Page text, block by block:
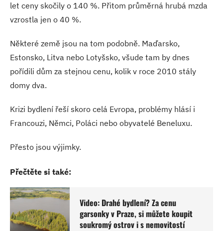
let ceny skočily o 140 %. Přitom průměrná hrubá mzda
vzrostla jen o 40 %.
Některé země jsou na tom podobně. Maďarsko,
Estonsko, Litva nebo Lotyšsko, všude tam by dnes
pořídili dům za stejnou cenu, kolik v roce 2010 stály
domy dva.
Krizi bydlení řeší skoro celá Evropa, problémy hlásí i
Francouzi, Němci, Poláci nebo obyvatelé Beneluxu.
Přesto jsou výjimky.
Přečtěte si také:
Video: Drahé bydlení? Za cenu
garsonky v Praze, si můžete koupit
soukromý ostrov i s nemovitostí